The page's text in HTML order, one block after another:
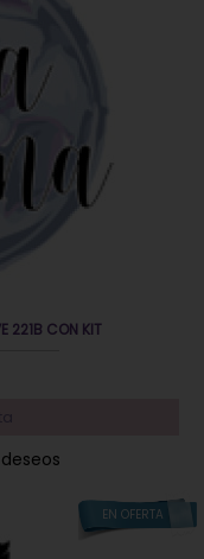
221B CON KIT
EN OFERTA